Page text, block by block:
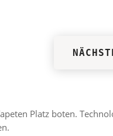
Platz boten.